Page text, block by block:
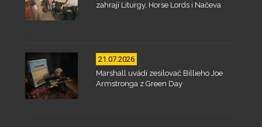
zahrají Liturgy, Horse Lords i Načeva
21.07.2026
Marshall uvádí zesilovač Billieho Joe
Armstronga z Green Day